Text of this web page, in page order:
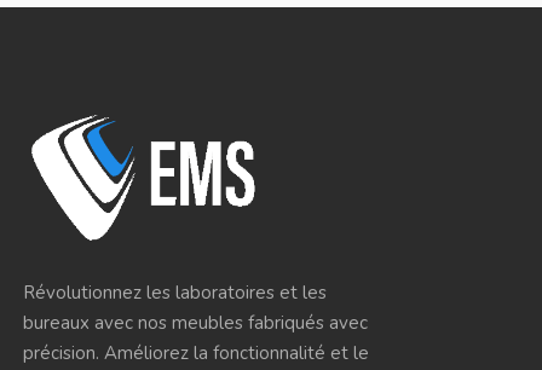
Révolutionnez les laboratoires et les
bureaux avec nos meubles fabriqués avec
précision. Améliorez la fonctionnalité et le